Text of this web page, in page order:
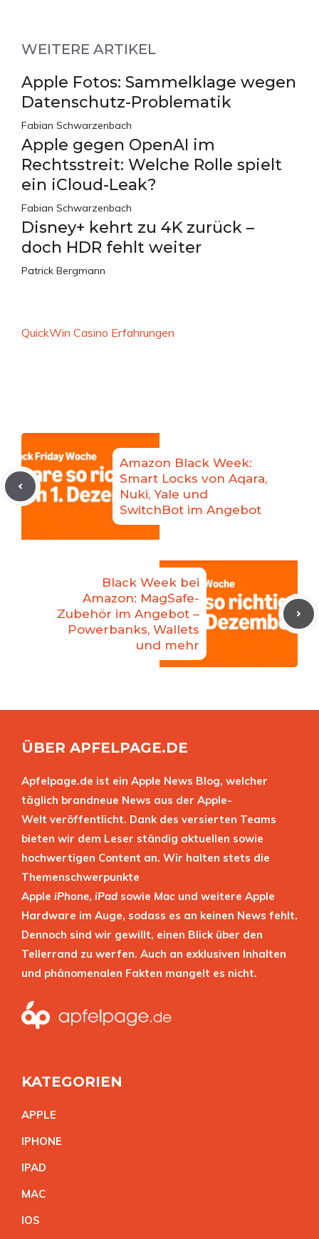
WEITERE ARTIKEL
Apple Fotos: Sammelklage wegen
Datenschutz-Problematik
Fabian Schwarzenbach
Apple gegen OpenAI im
Rechtsstreit: Welche Rolle spielt
ein iCloud-Leak?
Fabian Schwarzenbach
Disney+ kehrt zu 4K zurück –
doch HDR fehlt weiter
Patrick Bergmann
QuickWin Casino Erfahrungen
Amazon Black Week:
Smart Locks von Aqara,
Nuki, Yale und
SwitchBot im Angebot
Black Week bei
Amazon: MagSafe-
Zubehör im Angebot –
Powerbanks, Wallets
und mehr
ÜBER APFELPAGE.DE
Apfelpage.de ist ein Apple News Blog, welcher
täglich brandneue News aus der Apple-
Welt veröffentlicht. Dank des versierten Teams
bieten wir dem Leser ständig aktuellen sowie
hochwertigen Content an. Wir halten stets die
Themenschwerpunkte
Apple iPhone, iPad sowie Mac und weitere Apple
Hardware im Auge, sodass es an keinen News fehlt.
Dennoch sind wir gewillt, einen Blick über den
Tellerrand zu werfen. Auch an exklusiven Inhalten
und phänomenalen Fakten mangelt es nicht.
KATEGORIEN
APPLE
IPHONE
IPAD
MAC
IOS